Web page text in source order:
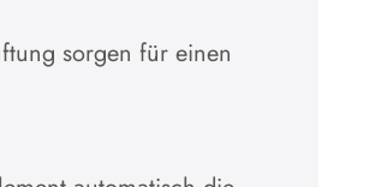
sorgen für einen